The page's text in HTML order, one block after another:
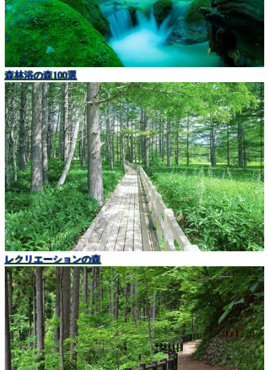
森林浴の森100選
レクリエーションの森